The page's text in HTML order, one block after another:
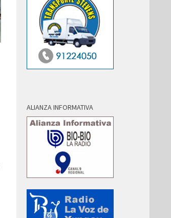
ALIANZA INFORMATIVA